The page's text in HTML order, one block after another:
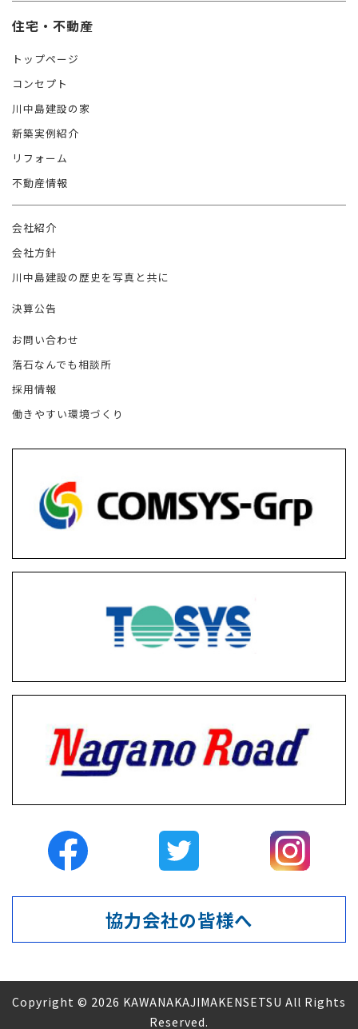
住宅・不動産
トップページ
コンセプト
川中島建設の家
新築実例紹介
リフォーム
不動産情報
会社紹介
会社方針
川中島建設の歴史を写真と共に
決算公告
お問い合わせ
落石なんでも相談所
採用情報
働きやすい環境づくり
協力会社の皆様へ
Copyright © 2026 KAWANAKAJIMAKENSETSU All Rights
Reserved.